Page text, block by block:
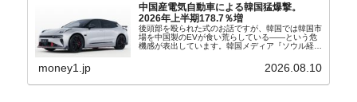
中国産電気自動車による韓国猛爆撃。
2026年上半期178.7％増
後頭部を殴られた式のお話ですが、韓国では韓国市
場を中国製のEVが食い荒らしている――という危
機感が表出しています。韓国メディア『ソウル経
ルは「中国EVの大攻勢…東風もプジョーと手を組
money1.jp 2026.08.10